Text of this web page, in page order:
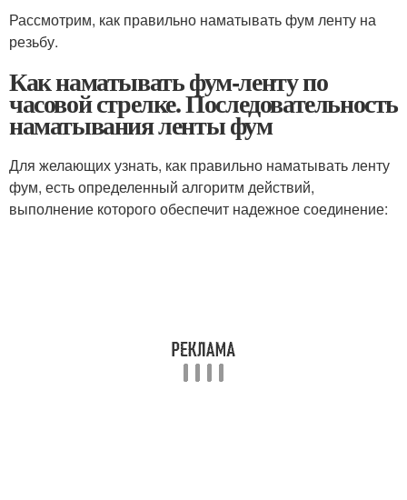
Рассмотрим, как правильно наматывать фум ленту на
резьбу.
Как наматывать фум-ленту по
часовой стрелке. Последовательность
наматывания ленты фум
Для желающих узнать, как правильно наматывать ленту
фум, есть определенный алгоритм действий,
выполнение которого обеспечит надежное соединение: